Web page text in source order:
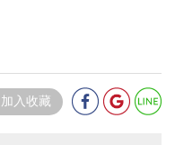
加入收藏